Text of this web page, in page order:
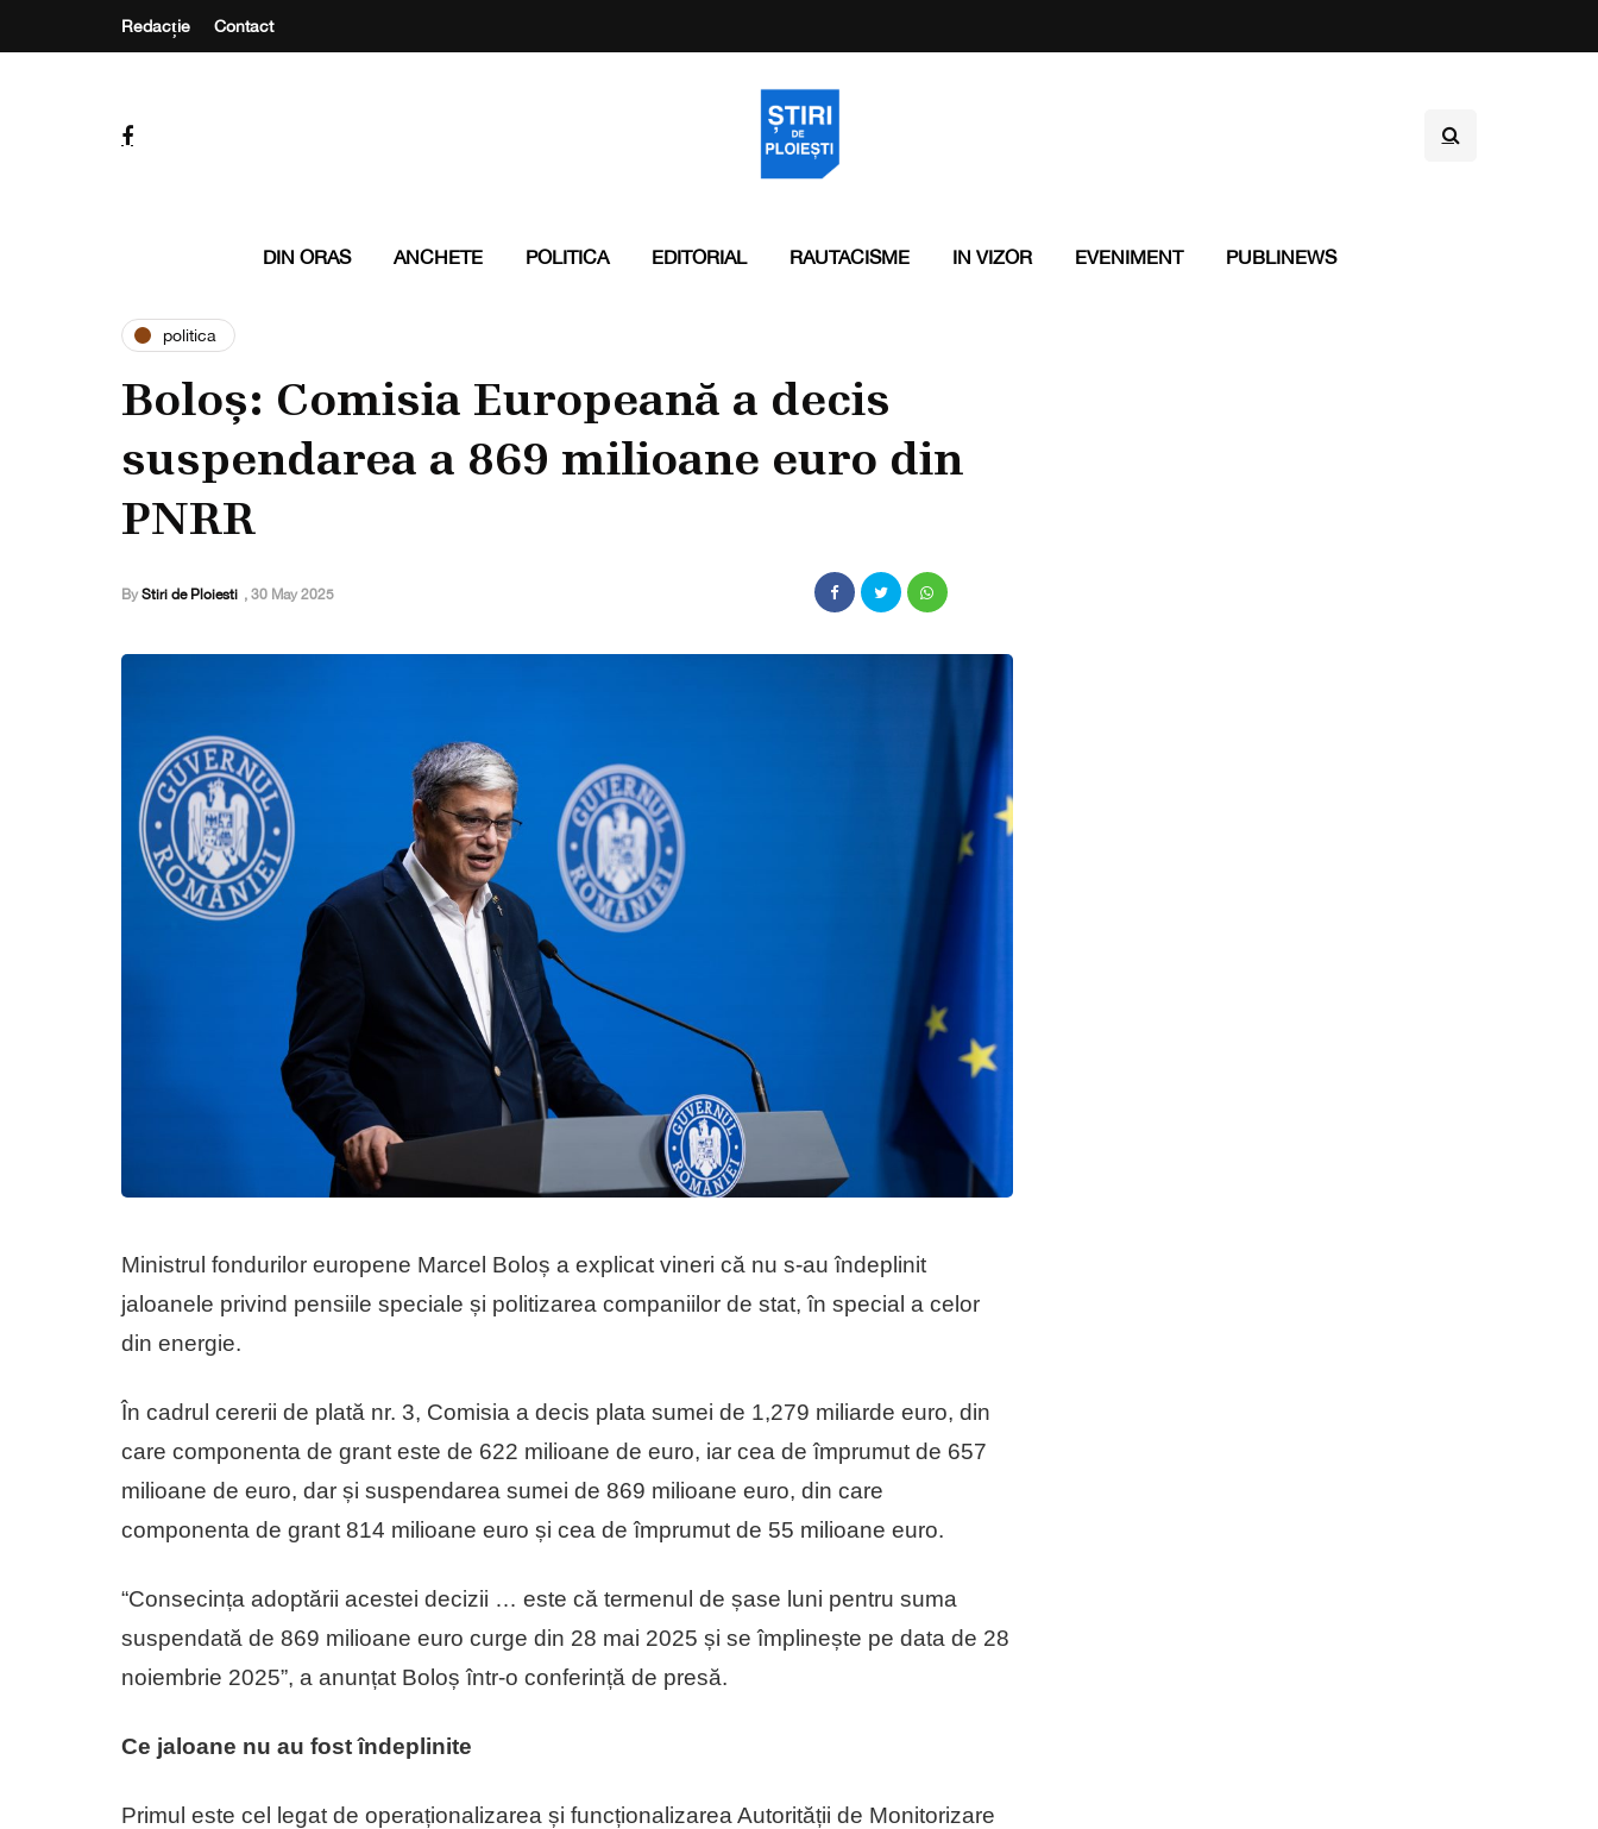
Redacție Contact
DIN ORAS ANCHETE POLITICA EDITORIAL RAUTACISME IN VIZOR EVENIMENT PUBLINEWS
politica
Boloș: Comisia Europeană a decis
suspendarea a 869 milioane euro din
PNRR
By Stiri de Ploiesti , 30 May 2025
Ministrul fondurilor europene Marcel Boloș a explicat vineri că nu s-au îndeplinit
jaloanele privind pensiile speciale și politizarea companiilor de stat, în special a celor
din energie.
În cadrul cererii de plată nr. 3, Comisia a decis plata sumei de 1,279 miliarde euro, din
care componenta de grant este de 622 milioane de euro, iar cea de împrumut de 657
milioane de euro, dar și suspendarea sumei de 869 milioane euro, din care
componenta de grant 814 milioane euro și cea de împrumut de 55 milioane euro.
“Consecința adoptării acestei decizii … este că termenul de șase luni pentru suma
suspendată de 869 milioane euro curge din 28 mai 2025 și se împlinește pe data de 28
noiembrie 2025”, a anunțat Boloș într-o conferință de presă.
Ce jaloane nu au fost îndeplinite
Primul este cel legat de operaționalizarea și funcționalizarea Autorității de Monitorizare